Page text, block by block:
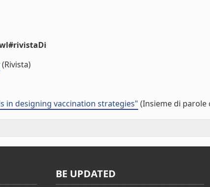
(Rivista)
in designing vaccination strategies" (Insieme di parole
BE UPDATED